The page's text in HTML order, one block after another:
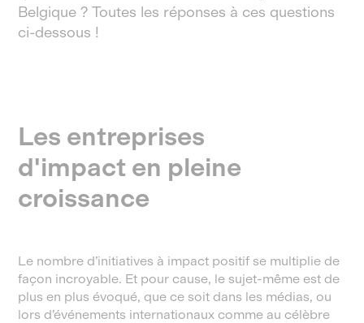
Belgique ? Toutes les réponses à ces questions
ci-dessous !
Les entreprises
d'impact en pleine
croissance
Le nombre d’initiatives à impact positif se multiplie de
façon incroyable. Et pour cause, le sujet-même est de
plus en plus évoqué, que ce soit dans les médias, ou
lors d’événements internationaux comme au célèbre